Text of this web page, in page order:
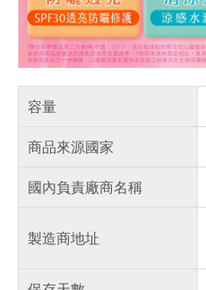
容量
商品來源國家
國內負責廠商名稱
製造商地址